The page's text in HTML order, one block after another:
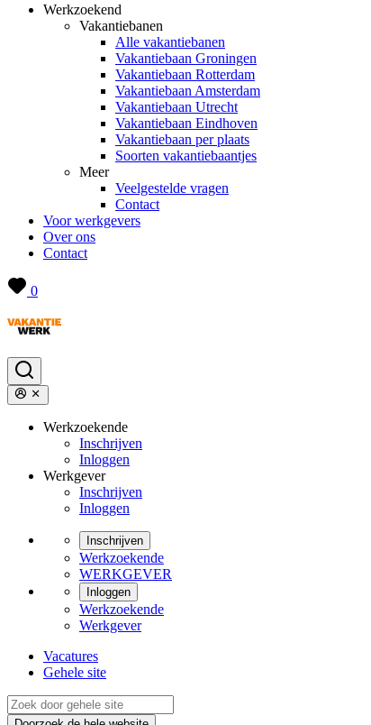
Werkzoekend
Vakantiebanen
Alle vakantiebanen
Vakantiebaan Groningen
Vakantiebaan Rotterdam
Vakantiebaan Amsterdam
Vakantiebaan Utrecht
Vakantiebaan Eindhoven
Vakantiebaan per plaats
Soorten vakantiebaantjes
Meer
Veelgestelde vragen
Contact
Voor werkgevers
Over ons
Contact
0
Werkzoekende
Inschrijven
Inloggen
Werkgever
Inschrijven
Inloggen
Inschrijven
Werkzoekende
WERKGEVER
Inloggen
Werkzoekende
Werkgever
Vacatures
Gehele site